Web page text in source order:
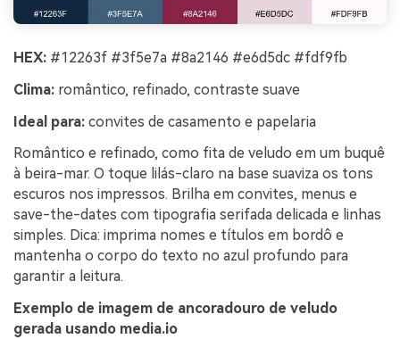
HEX: #12263f #3f5e7a #8a2146 #e6d5dc #fdf9fb
Clima: romântico, refinado, contraste suave
Ideal para: convites de casamento e papelaria
Romântico e refinado, como fita de veludo em um buquê
à beira-mar. O toque lilás-claro na base suaviza os tons
escuros nos impressos. Brilha em convites, menus e
save-the-dates com tipografia serifada delicada e linhas
simples. Dica: imprima nomes e títulos em bordô e
mantenha o corpo do texto no azul profundo para
garantir a leitura.
Exemplo de imagem de ancoradouro de veludo
gerada usando media.io